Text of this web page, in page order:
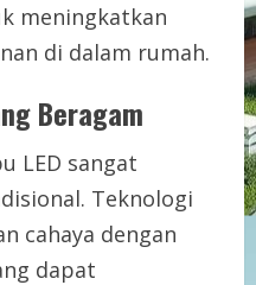
meningkatkan
di dalam rumah.
Beragam
LED sangat
Teknologi
cahaya dengan
dapat